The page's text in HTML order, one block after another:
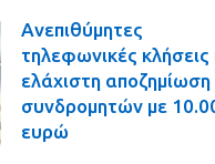
Ανεπιθύμητες
τηλεφωνικές κλήσεις
ελάχιστη αποζημίωση
συνδρομητών με
ευρώ